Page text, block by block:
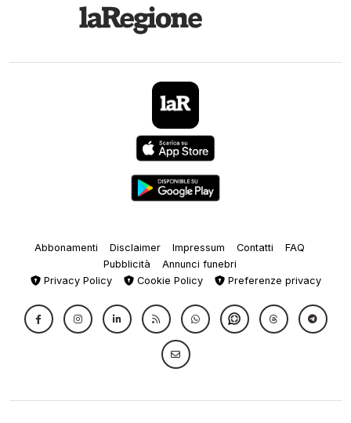
Abbonamenti Disclaimer Impressum Contatti
FAQ
Pubblicità
Annunci funebri
Privacy Policy
Cookie Policy Preferenze privacy